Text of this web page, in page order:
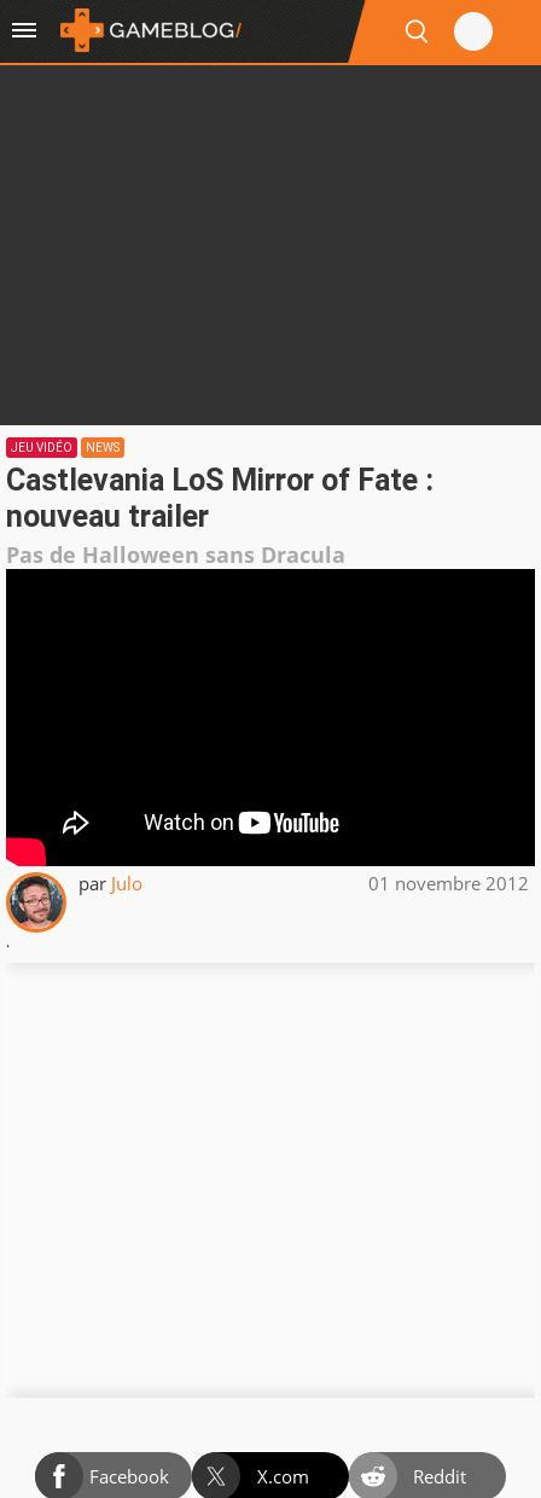
JEU VIDÉO NEWS
Castlevania LoS Mirror of Fate :
nouveau trailer
Pas de Halloween sans Dracula
par Julo 01 novembre 2012
.
Facebook X.com
Reddit